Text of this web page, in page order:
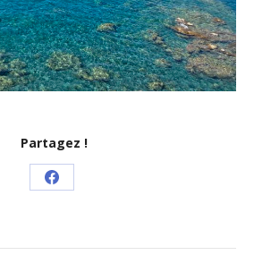
Partagez !
Partager
Facebook